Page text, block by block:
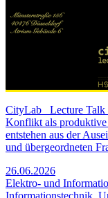
CityLab_ Lecture
Konflikt als produktive
entstehen aus der
und übergeordneten
26.06.2026
Elektro- und